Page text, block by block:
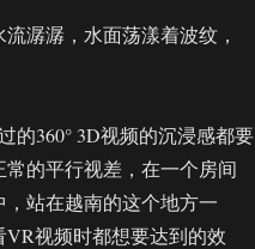
潺潺，水面荡漾着波纹，
的360° 3D视频的沉浸感都要
的平行视差，在一个房间
站在越南的这个地方一
视频时都想要达到的效